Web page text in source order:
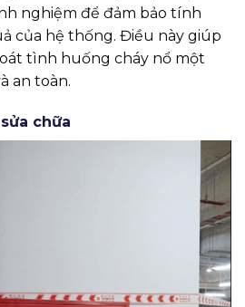
nghiệm để đảm bảo tính
của hệ thống. Điều này giúp
tình huống cháy nổ một
an toàn.
chữa